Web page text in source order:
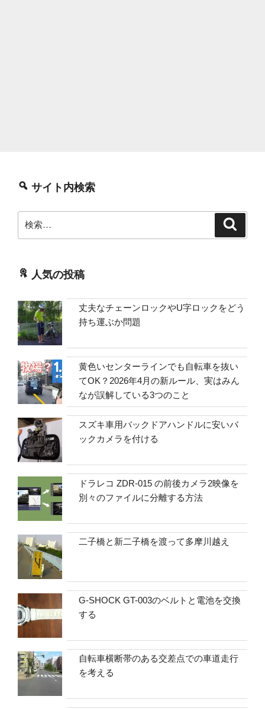
サイト内検索
索:
人気の投稿
丈夫なチェーンロックやU字ロックをどう
持ち運ぶか問題
黄色いセンターラインでも自転車を抜い
てOK？2026年4月の新ルール、実はみん
なが誤解している3つのこと
スズキ車用バックドアハンドルに安いバ
ックカメラを付ける
ドラレコ ZDR-015 の前後カメラ2映像を
別々のファイルに分離する方法
二子橋と新二子橋を渡って多摩川越え
G-SHOCK GT-003のベルトと電池を交換
する
自転車横断帯のある交差点での車道走行
を考える